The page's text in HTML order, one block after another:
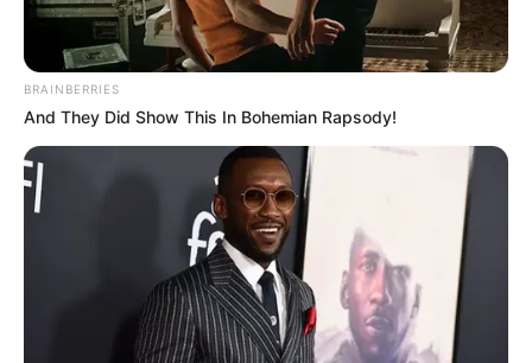
Tabla de contenidos
Ingredientes
Para el relleno
Para la nogada
Para decorar
Preparación
Relleno
Nogada
Chiles
BRAINBERRIES
And They Did Show This In Bohemian Rapsody!